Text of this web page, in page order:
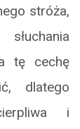
stróża,
tę cechę
dlatego
i